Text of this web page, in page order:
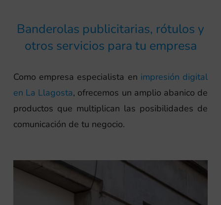
Banderolas publicitarias, rótulos y
otros servicios para tu empresa
Como empresa especialista en impresión digital
en La Llagosta, ofrecemos un amplio abanico de
productos que multiplican las posibilidades de
comunicación de tu negocio.